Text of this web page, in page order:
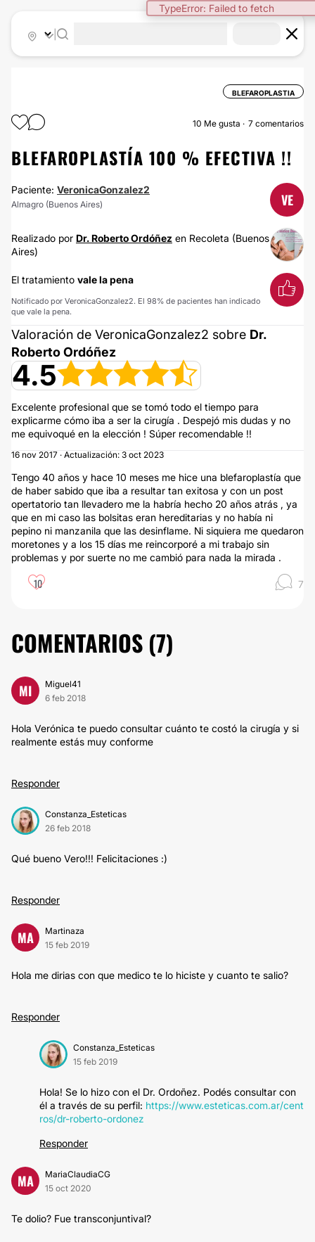
TypeError: Failed to fetch
BLEFAROPLASTIA
10 Me gusta 7 comentarios
BLEFAROPLASTÍA 100 % EFECTIVA !!
Paciente: VeronicaGonzalez2
Almagro (Buenos Aires) VE
Realizado por Dr. Roberto Ordóñez en Recoleta (Buenos
Aires)
El tratamiento vale la pena
Notificado por VeronicaGonzalez2. El 98% de pacientes han indicado
que vale la pena.
Valoración de VeronicaGonzalez2 sobre Dr.
Roberto Ordóñez
4.5
Excelente profesional que se tomó todo el tiempo para
explicarme cómo iba a ser la cirugía . Despejó mis dudas y no
me equivoqué en la elección ! Súper recomendable !!
16 nov 2017 · Actualización: 3 oct 2023
Tengo 40 años y hace 10 meses me hice una blefaroplastía que
de haber sabido que iba a resultar tan exitosa y con un post
opertatorio tan llevadero me la habría hecho 20 años atrás , ya
que en mi caso las bolsitas eran hereditarias y no había ni
pepino ni manzanila que las desinflame. Ni siquiera me quedaron
moretones y a los 15 días me reincorporé a mi trabajo sin
problemas y por suerte no me cambió para nada la mirada .
10 7
COMENTARIOS (7)
MI
Miguel41
6 feb 2018
Hola Verónica te puedo consultar cuánto te costó la cirugía y si
realmente estás muy conforme
Responder
Constanza_Esteticas
26 feb 2018
Qué bueno Vero!!! Felicitaciones :)
Responder
MA
Martinaza
15 feb 2019
Hola me dirias con que medico te lo hiciste y cuanto te salio?
Responder
Constanza_Esteticas
15 feb 2019
Hola! Se lo hizo con el Dr. Ordoñez. Podés consultar con
él a través de su perfil: https://www.esteticas.com.ar/cent
ros/dr-roberto-ordonez
Responder
MA
MariaClaudiaCG
15 oct 2020
Te dolio? Fue transconjuntival?